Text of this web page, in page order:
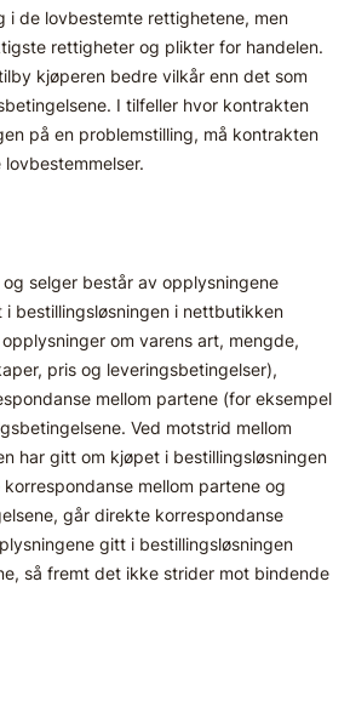
i de lovbestemte rettighetene, men
rettigheter og plikter for handelen.
kjøperen bedre vilkår enn det som
I tilfeller hvor kontrakten
på en problemstilling, må kontrakten
selger består av opplysningene
i bestillingsløsningen i nettbutikken
om varens art, mengde,
pris og leveringsbetingelser),
mellom partene (for eksempel
Ved motstrid mellom
har gitt om kjøpet i bestillingsløsningen
mellom partene og
går direkte korrespondanse
gitt i bestillingsløsningen
så fremt det ikke strider mot bindende